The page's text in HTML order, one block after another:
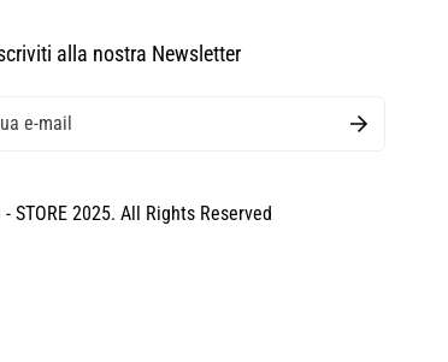
alla nostra Newsletter
STORE 2025. All Rights Reserved